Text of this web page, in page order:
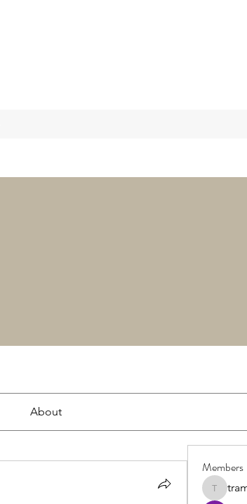
About
Members